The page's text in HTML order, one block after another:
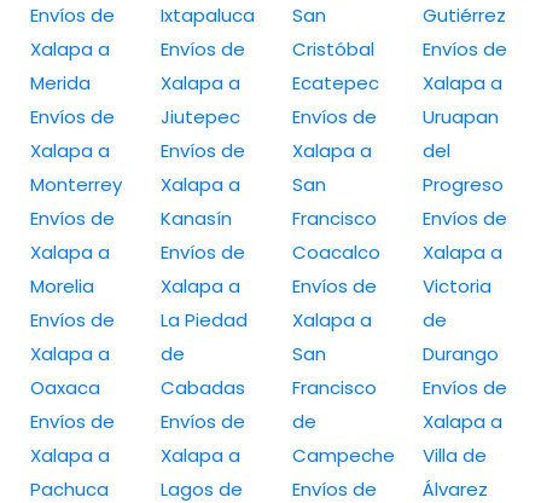
Envíos de
Xalapa a
Merida
Envíos de
Xalapa a
Monterrey
Envíos de
Xalapa a
Morelia
Envíos de
Xalapa a
Oaxaca
Envíos de
Xalapa a
Pachuca
Ixtapaluca
Envíos de
Xalapa a
Jiutepec
Envíos de
Xalapa a
Kanasín
Envíos de
Xalapa a
La Piedad
de
Cabadas
Envíos de
Xalapa a
Lagos de
San
Cristóbal
Ecatepec
Envíos de
Xalapa a
San
Francisco
Coacalco
Envíos de
Xalapa a
San
Francisco
de
Campeche
Envíos de
Gutiérrez
Envíos de
Xalapa a
Uruapan
del
Progreso
Envíos de
Xalapa a
Victoria
de
Durango
Envíos de
Xalapa a
Villa de
Álvarez